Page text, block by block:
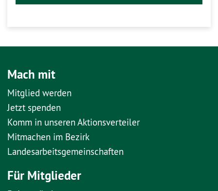
Mach mit
Mitglied werden
Jetzt spenden
Komm in unseren Aktionsverteiler
Mitmachen im Bezirk
Landesarbeitsgemeinschaften
Für Mitglieder